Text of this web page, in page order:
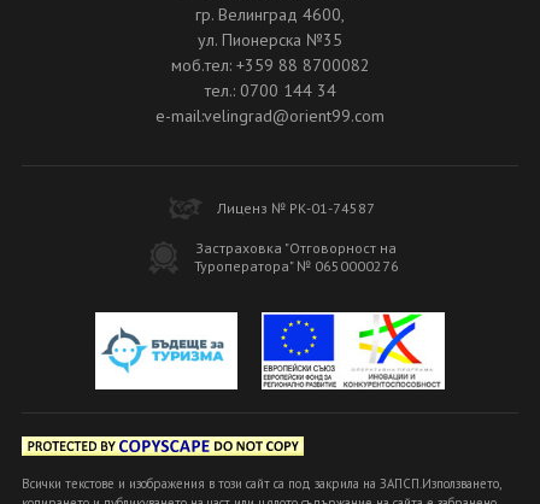
гр. Велинград 4600,
ул. Пионерска №35
моб.тел: +359 88 8700082
тел.: 0700 144 34
e-mail:velingrad@orient99.com
Лиценз № РК-01-74587
Застраховка "Отговорност на
Туроператора" № 0650000276
Всички текстове и изображения в този сайт са под закрила на ЗАПСП.Използването,